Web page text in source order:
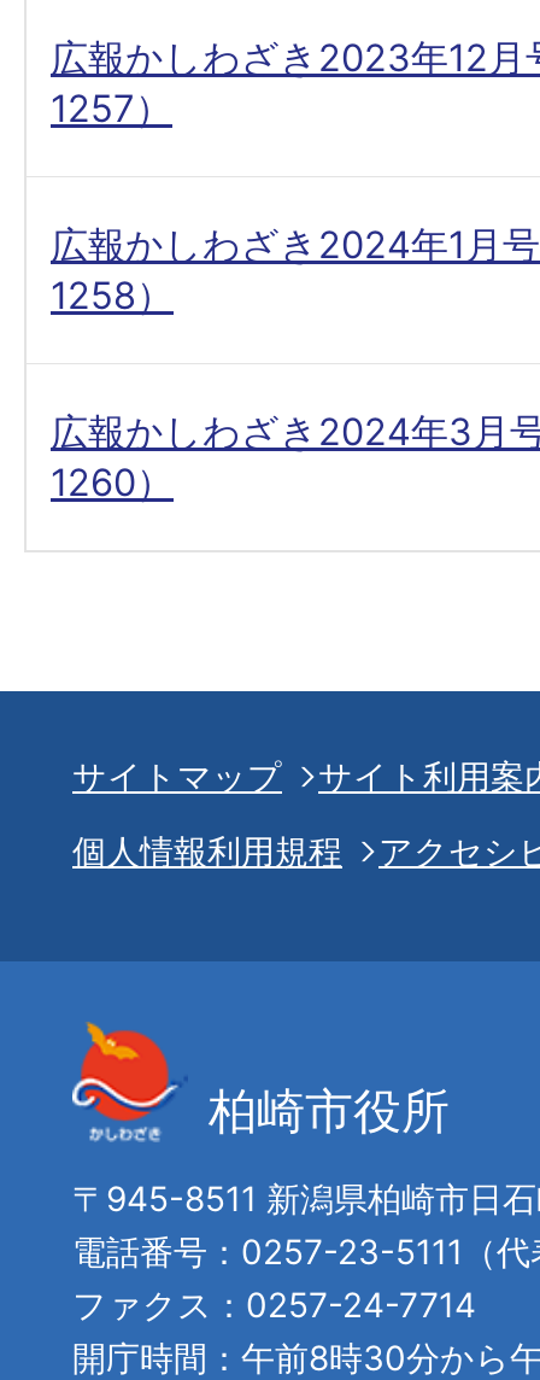
広報かしわざき2023年12月
1257）
広報かしわざき2024年1月
1258）
広報かしわざき2024年3月
1260）
サイトマップ
サイト利用案
個人情報利用規程
アクセシ
柏崎市役所
〒945-8511 新潟県柏崎市日
電話番号：0257-23-5111（代
ファクス：0257-24-7714
開庁時間：午前8時30分から